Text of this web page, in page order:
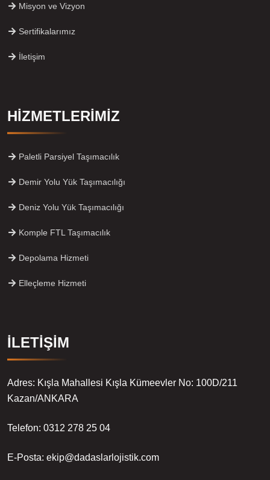
Misyon ve Vizyon
Sertifikalarımız
İletişim
HİZMETLERİMİZ
Paletli Parsiyel Taşımacılık
Demir Yolu Yük Taşımacılığı
Deniz Yolu Yük Taşımacılığı
Komple FTL Taşımacılık
Depolama Hizmeti
Elleçleme Hizmeti
İLETİŞİM
Adres: Kışla Mahallesi Kışla Kümeevler No: 100D/211
Kazan/ANKARA
Telefon: 0312 278 25 04
E-Posta: ekip@dadaslarlojistik.com